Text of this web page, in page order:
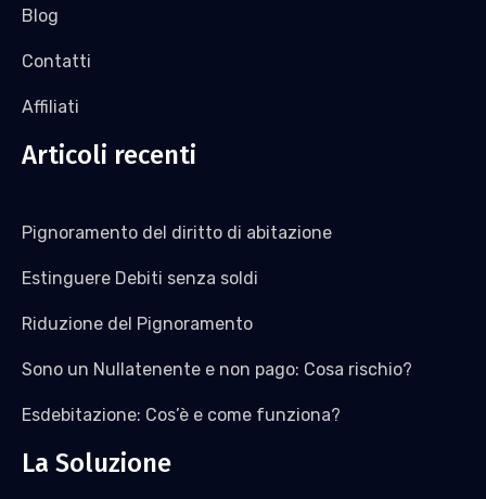
Blog
Contatti
Affiliati
Articoli recenti
Pignoramento del diritto di abitazione
Estinguere Debiti senza soldi
Riduzione del Pignoramento
Sono un Nullatenente e non pago: Cosa rischio?
Esdebitazione: Cos’è e come funziona?
La Soluzione